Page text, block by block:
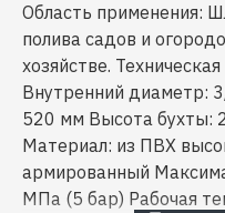
Область применения:
полива садов и
хозяйстве.
Внутренний диаметр:
520 мм Высота бухты:
Материал: из ПВХ
армированный
МПа (5 бар) Рабочая